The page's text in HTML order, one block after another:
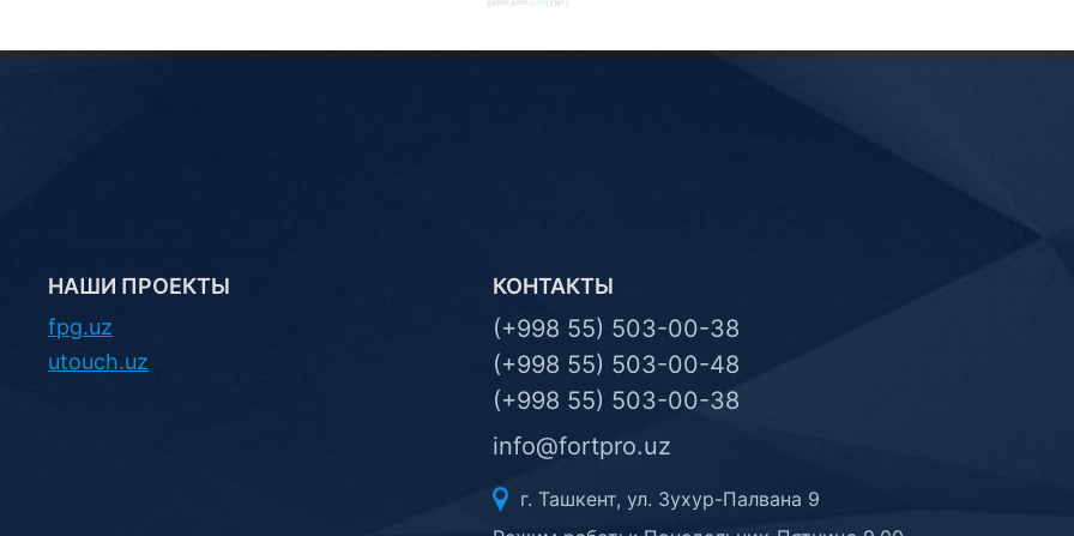
НАШИ ПРОЕКТЫ
fpg.uz
utouch.uz
КОНТАКТЫ
(+998 55) 503-00-38
(+998 55) 503-00-48
(+998 55) 503-00-38
info@fortpro.uz
г. Ташкент, ул. Зухур-Палвана 9